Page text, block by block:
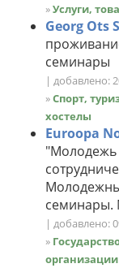
»Услуги,
Georg Ots
семинары
| добавлено:
»Спорт,
хостелы
Euroopa
"Молодежь
семинары.
| добавлено:
»
организации